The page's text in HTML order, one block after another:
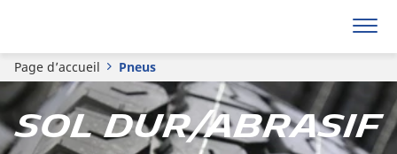
Page d’accueil Pneus
Sol dur/abrasif